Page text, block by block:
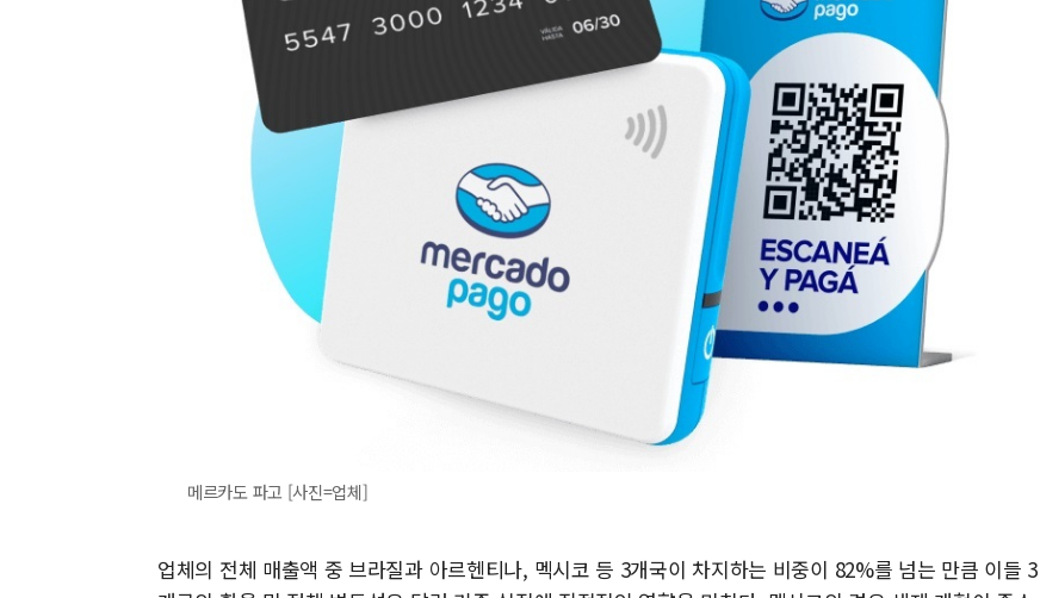
메르카도 파고 [사진=업체]
업체의 전체 매출액 중 브라질과 아르헨티나, 멕시코 등 3개국이 차지하는 비중이 82%를 넘는 만큼 이들 3